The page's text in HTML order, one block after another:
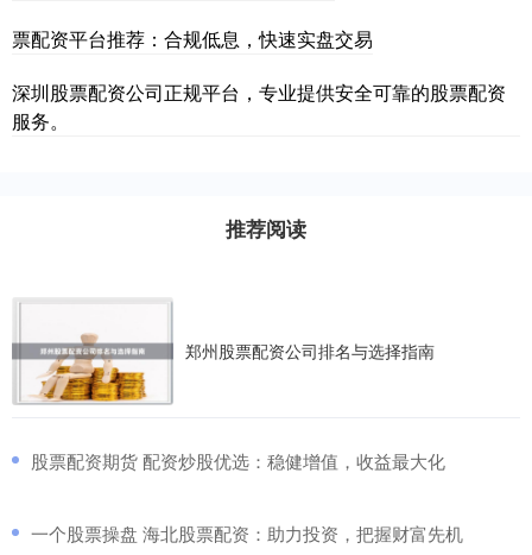
票配资平台推荐：合规低息，快速实盘交易
深圳股票配资公司正规平台，专业提供安全可靠的股票配资
服务。
推荐阅读
郑州股票配资公司排名与选择指南
​股票配资期货 配资炒股优选：稳健增值，收益最大化
​一个股票操盘 海北股票配资：助力投资，把握财富先机